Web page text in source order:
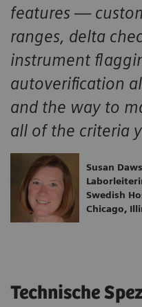
features —
ranges, delta
instrument
autoverification
and the way to
all of the criteria
Susan
Swedish
Chicago,
Technische